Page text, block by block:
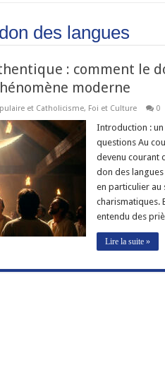
don des langues
: comment le
moderne
et Catholicisme, Foi et Culture 0
Introduction :
questions Au
devenu courant
don des
en particulier au
charismatiques.
entendu des
Lire la suite »